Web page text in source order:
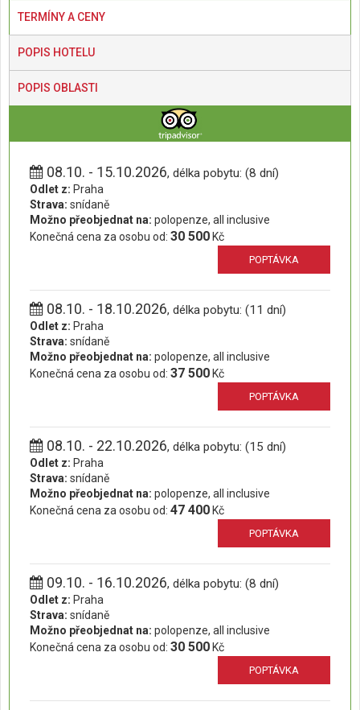
TERMÍNY A CENY
POPIS HOTELU
POPIS OBLASTI
08.10. - 15.10.2026, délka pobytu: (8 dní)
Odlet z: Praha
Strava: snídaně
Možno přeobjednat na: polopenze, all inclusive
Konečná cena za osobu od: 30 500 Kč
POPTÁVKA
08.10. - 18.10.2026, délka pobytu: (11 dní)
Odlet z: Praha
Strava: snídaně
Možno přeobjednat na: polopenze, all inclusive
Konečná cena za osobu od: 37 500 Kč
POPTÁVKA
08.10. - 22.10.2026, délka pobytu: (15 dní)
Odlet z: Praha
Strava: snídaně
Možno přeobjednat na: polopenze, all inclusive
Konečná cena za osobu od: 47 400 Kč
POPTÁVKA
09.10. - 16.10.2026, délka pobytu: (8 dní)
Odlet z: Praha
Strava: snídaně
Možno přeobjednat na: polopenze, all inclusive
Konečná cena za osobu od: 30 500 Kč
POPTÁVKA